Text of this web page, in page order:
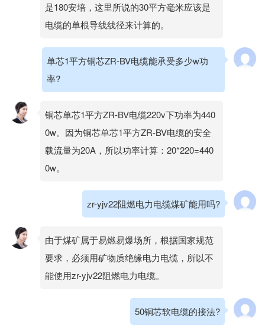
是180安培，这里所说的30平方毫米应该是
电缆的单根导线线径来计算的。
单芯1平方铜芯ZR-BV电缆能承受多少w功
率?
铜芯单芯1平方ZR-BV电缆220v下功率为440
0w。因为铜芯单芯1平方ZR-BV电缆的安全
载流量为20A，所以功率计算：20*220=440
0w。
zr-yjv22阻燃电力电缆煤矿能用吗?
由于煤矿属于易燃易爆场所，根据国家规范
要求，必须用矿物质绝缘电力电缆，所以不
能使用zr-yjv22阻燃电力电缆。
50铜芯软电缆的接法?